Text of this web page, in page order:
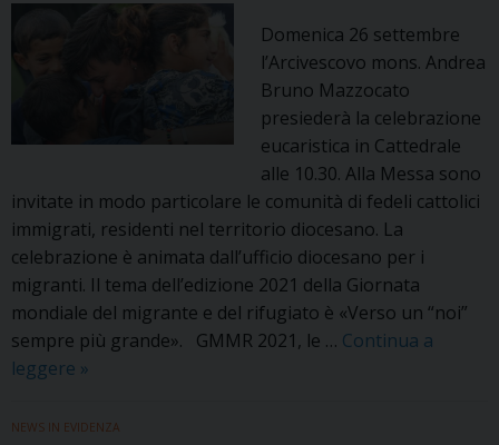
Domenica 26 settembre
l’Arcivescovo mons. Andrea
Bruno Mazzocato
presiederà la celebrazione
eucaristica in Cattedrale
alle 10.30. Alla Messa sono
invitate in modo particolare le comunità di fedeli cattolici
immigrati, residenti nel territorio diocesano. La
celebrazione è animata dall’ufficio diocesano per i
migranti. Il tema dell’edizione 2021 della Giornata
mondiale del migrante e del rifugiato è «Verso un “noi”
sempre più grande». GMMR 2021, le … Continua a
leggere Nella
mondiale
»
NEWS IN EVIDENZA